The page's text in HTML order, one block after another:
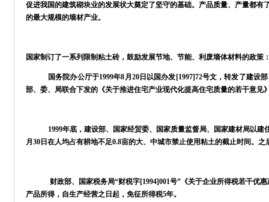
促进我国的建筑砌块业的发展状大奠定了坚守的基础。产品质量、产量都有
的最大规模的墙材产业。
国家制订了一系列限制粘土砖，鼓励发展节地、节能、利废墙体材料的政策
国务院办公厅于1999年8月20日以国办发[1997]72号文，转发了建
部、委、局联合下发的《关于推进住宅产业现代化提高住宅质量的若干意
1999年底，建设部、国家经贸委、国家质量监督局、国家建材局以
月30日在人均占有耕地不足0.8亩的大、中城市禁止使用粘土的截止时间。
财政部、国家税务局“财税字[1994]001号”《关于企业所得税若干优
产品所得，自生产经营之日起， 免征所得税5年。